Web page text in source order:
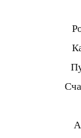
А